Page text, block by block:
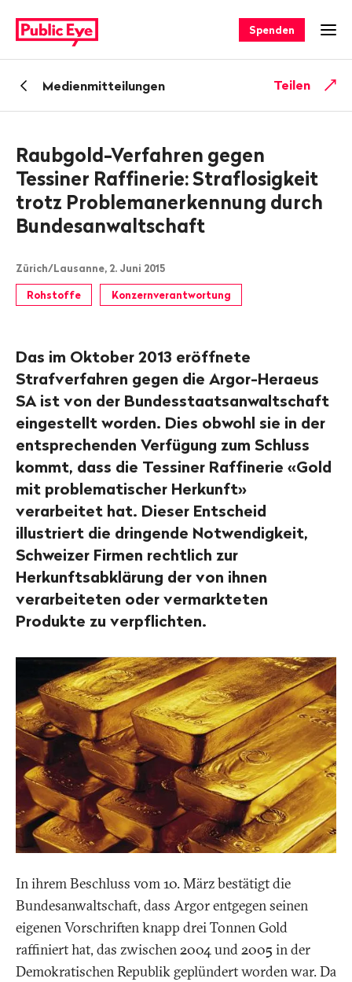
auf
publiceye.ch
Spenden
ZurückMedienmitteilungen Teilen
Raubgold-Verfahren gegen
Tessiner Raffinerie: Straflosigkeit
trotz Problemanerkennung durch
Bundesanwaltschaft
Zürich/Lausanne, 2. Juni 2015
Rohstoffe Konzernverantwortung
Das im Oktober 2013 eröffnete
Strafverfahren gegen die Argor-Heraeus
SA ist von der Bundesstaatsanwaltschaft
eingestellt worden. Dies obwohl sie in der
entsprechenden Verfügung zum Schluss
kommt, dass die Tessiner Raffinerie «Gold
mit problematischer Herkunft»
verarbeitet hat. Dieser Entscheid
illustriert die dringende Notwendigkeit,
Schweizer Firmen rechtlich zur
Herkunftsabklärung der von ihnen
verarbeiteten oder vermarkteten
Produkte zu verpflichten.
In ihrem Beschluss vom 10. März bestätigt die
Bundesanwaltschaft, dass Argor entgegen seinen
eigenen Vorschriften knapp drei Tonnen Gold
raffiniert hat, das zwischen 2004 und 2005 in der
Demokratischen Republik geplündert worden war. Da